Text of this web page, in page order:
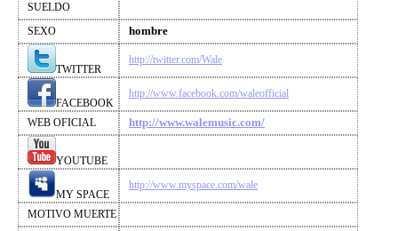
SUELDO
SEXO
hombre
TWITTER
http://twitter.com/Wale
FACEBOOK
http://www.facebook.com/waleofficial
WEB OFICIAL http://www.walemusic.com/
YOUTUBE
MY SPACE
http://www.myspace.com/wale
MOTIVO MUERTE